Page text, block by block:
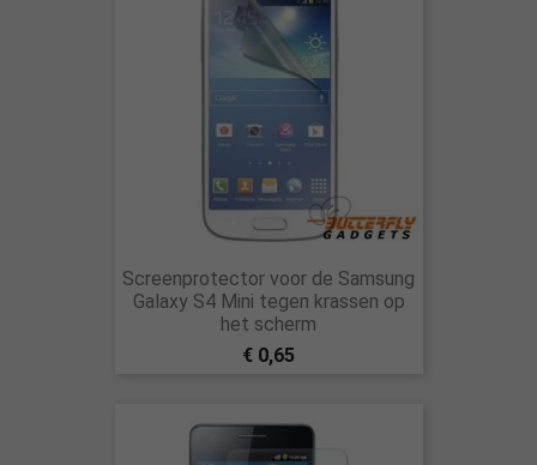
Screenprotector voor de Samsung
Galaxy S4 Mini tegen krassen op
het scherm
€ 0,65